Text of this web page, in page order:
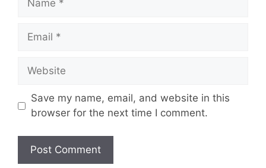
Email
Website
Save my name, email, and website in this
browser for the next time I comment.